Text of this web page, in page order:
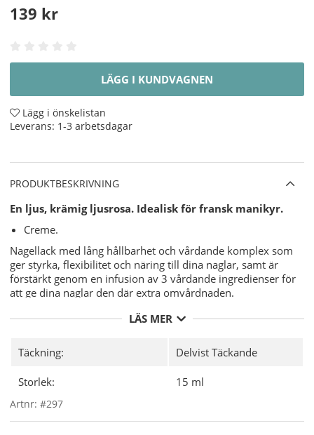
139 kr
LÄGG I KUNDVAGNEN
Lägg i önskelistan
Leverans: 1-3 arbetsdagar
PRODUKTBESKRIVNING
En ljus, krämig ljusrosa. Idealisk för fransk manikyr.
Creme.
Nagellack med lång hållbarhet och vårdande komplex som
ger styrka, flexibilitet och näring till dina naglar, samt är
förstärkt genom en infusion av 3 vårdande ingredienser för
att ge dina naglar den där extra omvårdnaden.
Varför CND Vinylux?
7-dagars hållbarhet med unika
CND
Vinylux Long Wear Top Coat.
"Base Coat" (underlack) behövs ej
då det är integrerat i nagellacket.
LÄS MER
Täckning: Delvist Täckande
Storlek: 15 ml
Artnr: #297